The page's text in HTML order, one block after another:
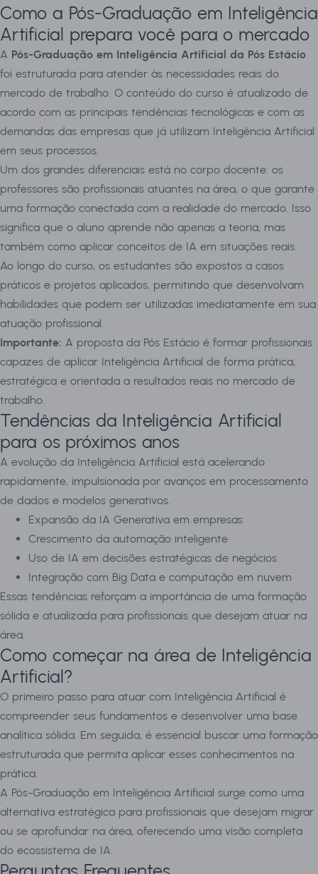
Como a Pós-Graduação em Inteligência
Artificial prepara você para o mercado
A Pós-Graduação em Inteligência Artificial da Pós Estácio
foi estruturada para atender às necessidades reais do
mercado de trabalho. O conteúdo do curso é atualizado de
acordo com as principais tendências tecnológicas e com as
demandas das empresas que já utilizam Inteligência Artificial
em seus processos.
Um dos grandes diferenciais está no corpo docente: os
professores são profissionais atuantes na área, o que garante
uma formação conectada com a realidade do mercado. Isso
significa que o aluno aprende não apenas a teoria, mas
também como aplicar conceitos de IA em situações reais.
Ao longo do curso, os estudantes são expostos a casos
práticos e projetos aplicados, permitindo que desenvolvam
habilidades que podem ser utilizadas imediatamente em sua
atuação profissional.
Importante: A proposta da Pós Estácio é formar profissionais
capazes de aplicar Inteligência Artificial de forma prática,
estratégica e orientada a resultados reais no mercado de
trabalho.
Tendências da Inteligência Artificial
para os próximos anos
A evolução da Inteligência Artificial está acelerando
rapidamente, impulsionada por avanços em processamento
de dados e modelos generativos.
Expansão da IA Generativa em empresas
Crescimento da automação inteligente
Uso de IA em decisões estratégicas de negócios
Integração com Big Data e computação em nuvem
Essas tendências reforçam a importância de uma formação
sólida e atualizada para profissionais que desejam atuar na
área.
Como começar na área de Inteligência
Artificial?
O primeiro passo para atuar com Inteligência Artificial é
compreender seus fundamentos e desenvolver uma base
analítica sólida. Em seguida, é essencial buscar uma formação
estruturada que permita aplicar esses conhecimentos na
prática.
A Pós-Graduação em Inteligência Artificial surge como uma
alternativa estratégica para profissionais que desejam migrar
ou se aprofundar na área, oferecendo uma visão completa
do ecossistema de IA.